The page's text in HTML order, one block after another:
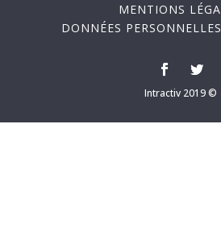
MENTIONS
DONNÉES
Intractiv 2019 ©